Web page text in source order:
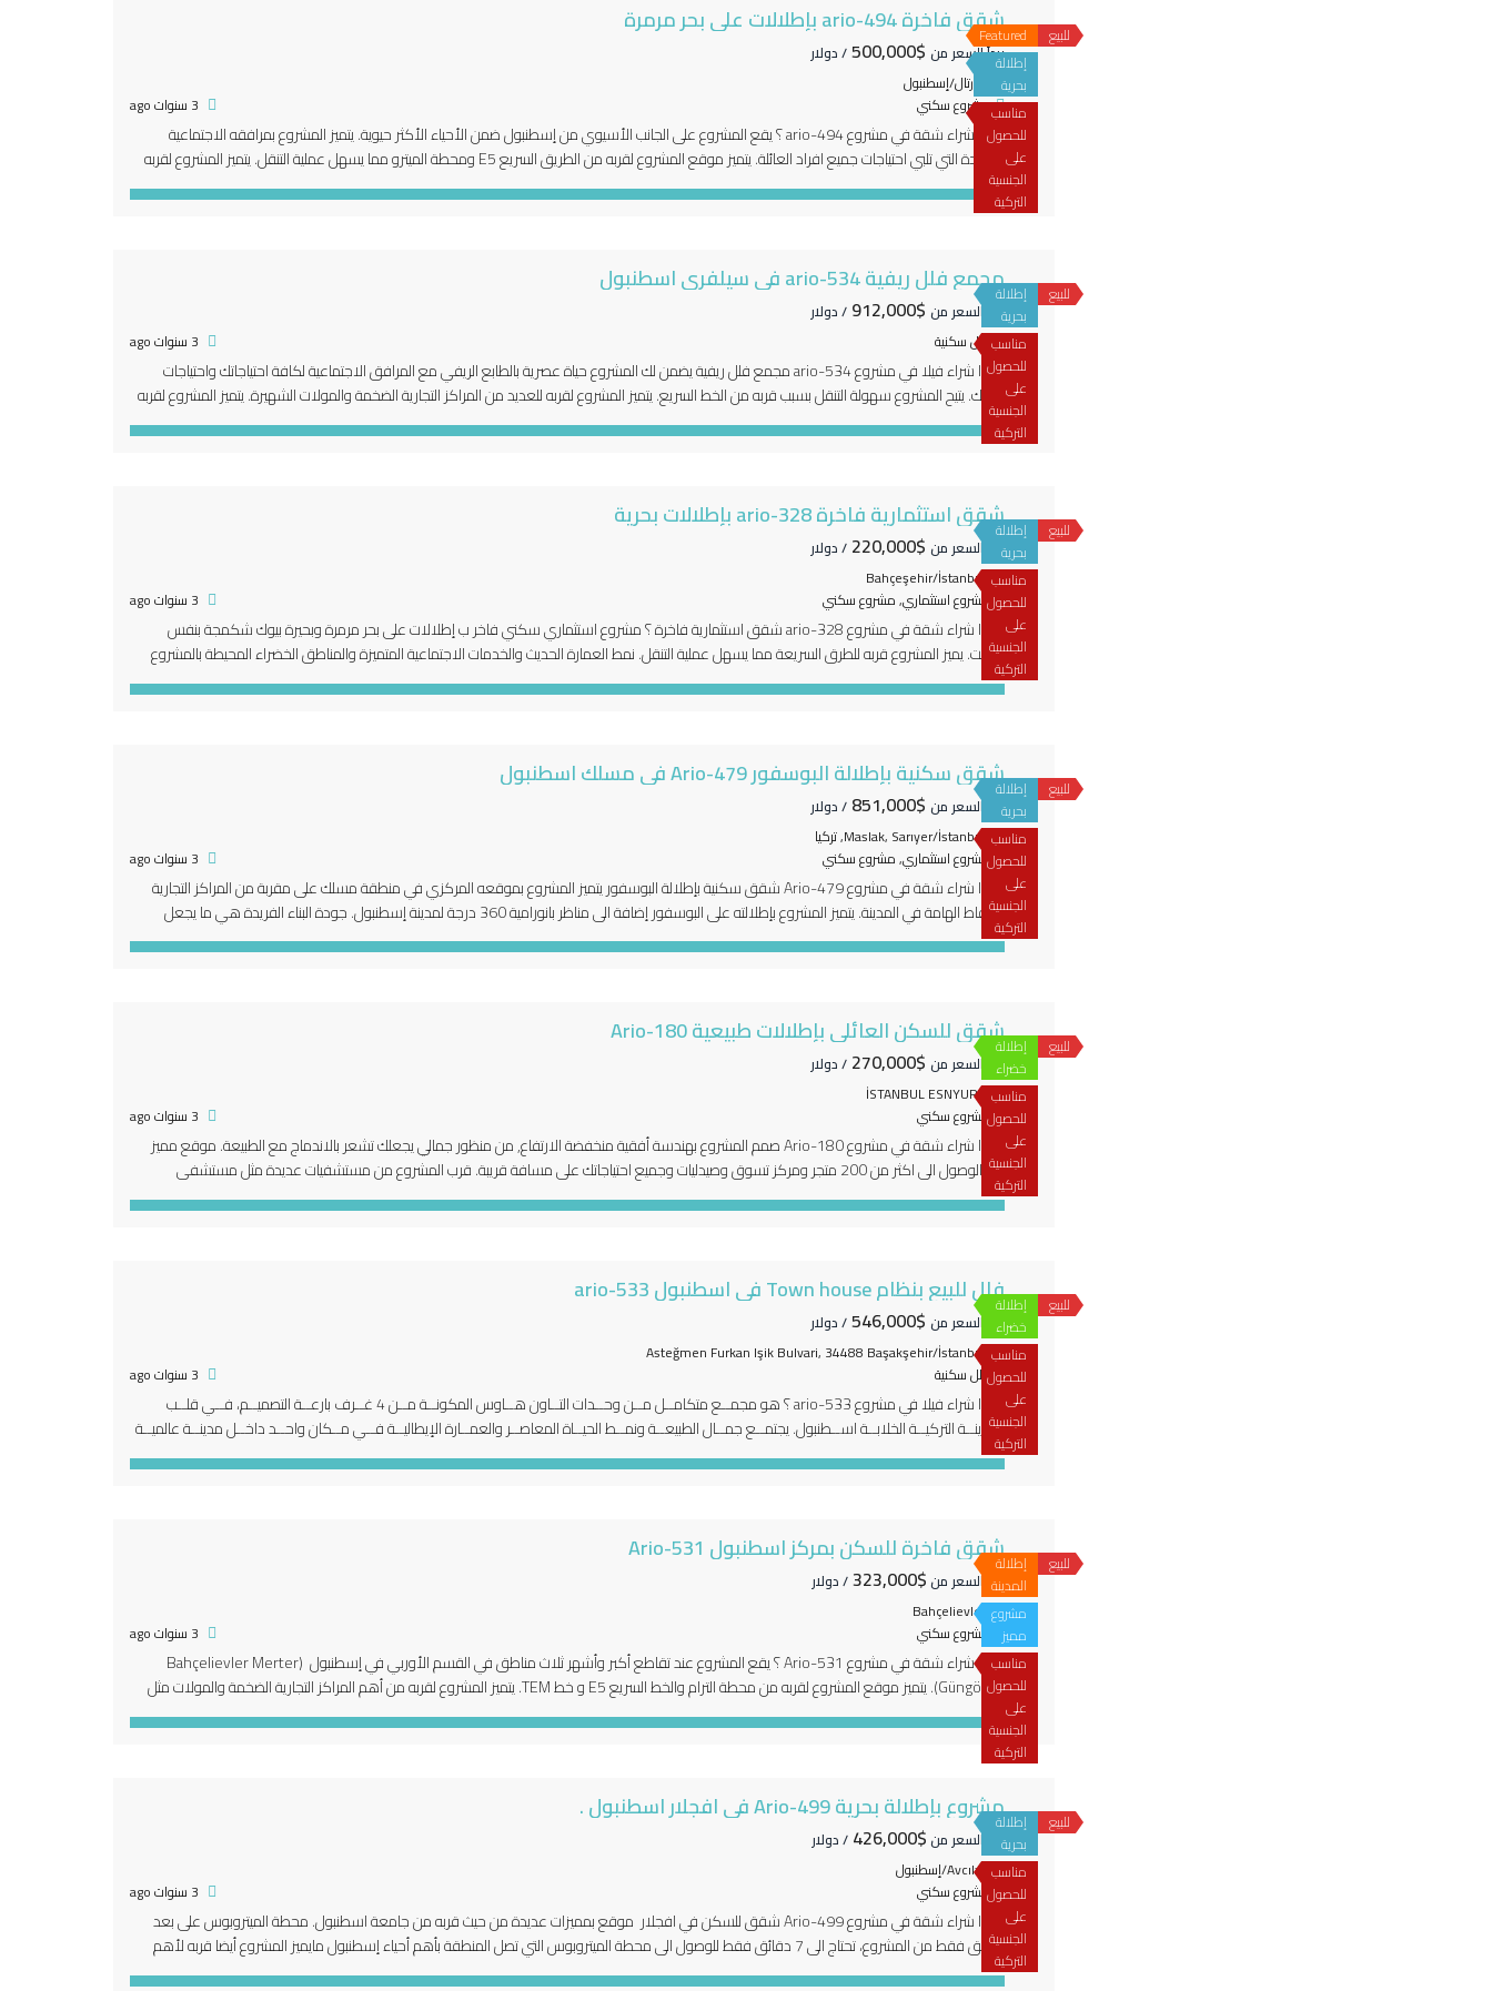
Featured
إطلالة
بحرية
مناسب
للحصول
على
الجنسية
التركية
للبيع شقق فاخرة 494-ario بإطلالات على بحر مرمرة
يبدأ السعر من $500,000
/ دولار
كارتال/إسطنبول
مشروع سكني
لماذا شراء شقة في مشروع 494-ario ؟ يقع المشروع على الجانب الأسيوي من إسطنبول ضمن الأحياء الأكثر حيوية. يتميز المشروع بمرافقه الاجتماعية
العديدة التي تلبي احتياجات جميع افراد العائلة. يتميز موقع المشروع لقربه من الطريق السريع E5 ومحطة الميترو مما يسهل عملية التنقل. يتميز المشروع لقربه
من المارينا وبحر مرمرة. كما يتميز المشروع لقربه للعديد […]
إطلالة
بحرية
مناسب
للحصول
على
الجنسية
التركية
للبيع مجمع فلل ريفية 534-ario في سيلفري اسطنبول
يبدأ السعر من $912,000
/ دولار
فلل سكنية
لماذا شراء فيلا في مشروع 534-ario مجمع فلل ريفية يضمن لك المشروع حياة عصرية بالطابع الريفي مع المرافق الاجتماعية لكافة احتياجاتك واحتياجات
عائلتك. يتيح المشروع سهولة التنقل بسبب قربه من الخط السريع. يتميز المشروع لقربه للعديد من المراكز التجارية الضخمة والمولات الشهيرة. يتميز المشروع لقربه
من الجامعات عديدة الاختصاصات. مايميز المشروع أيضا قربه للعديد من […]
إطلالة
بحرية
مناسب
للحصول
على
الجنسية
التركية
للبيع شقق استثمارية فاخرة 328-ario بإطلالات بحرية
يبدأ السعر من $220,000
/ دولار
Bahçeşehir/İstanbul
مشروع استثماري,مشروع سكني
لماذا شراء شقة في مشروع 328-ario شقق استثمارية فاخرة ؟ مشروع استثماري سكني فاخر ب إطلالات على بحر مرمرة وبحيرة بيوك شكمجة بنفس
الوقت. يميز المشروع قربه للطرق السريعة مما يسهل عملية التنقل. نمط العمارة الحديث والخدمات الاجتماعية المتميزة والمناطق الخضراء المحيطة بالمشروع
فإنها توفر راحة لك ولعائلتك ضمن نمط معيشة فاخر. ما يميز موقع […]
إطلالة
بحرية
مناسب
للحصول
على
الجنسية
التركية
للبيع شقق سكنية بإطلالة البوسفور Ario-479 في مسلك اسطنبول
يبدأ السعر من $851,000
/ دولار
Maslak, Sarıyer/İstanbul, تركيا
مشروع استثماري,مشروع سكني
لماذا شراء شقة في مشروع Ario-479 شقق سكنية بإطلالة البوسفور يتميز المشروع بموقعه المركزي في منطقة مسلك على مقربة من المراكز التجارية
والنقاط الهامة في المدينة. يتميز المشروع بإطلالته على البوسفور إضافة الى مناظر بانورامية 360 درجة لمدينة إسطنبول. جودة البناء الفريدة هي ما يجعل
المشروع متميزاً كونه اول مبنى مركب في تركيا. نظرا لارتفاع […]
إطلالة
خضراء
مناسب
للحصول
على
الجنسية
التركية
للبيع شقق للسكن العائلي بإطلالات طبيعية Ario-180
يبدأ السعر من $270,000
/ دولار
İSTANBUL ESNYURT
مشروع سكني
لماذا شراء شقة في مشروع Ario-180 صمم المشروع بهندسة أفقية منخفضة الارتفاع, من منظور جمالي يجعلك تشعر بالاندماج مع الطبيعة. موقع مميز
يتيح الوصول الى اكثر من 200 متجر ومركز تسوق وصيدليات وجميع احتياجاتك على مسافة قريبة. قرب المشروع من مستشفيات عديدة مثل مستشفى
اسنيورت ومستشفى ميديكانا. قرب المشروع من محطة الميتروبوس و الطريق السريع […]
إطلالة
خضراء
مناسب
للحصول
على
الجنسية
التركية
للبيع فلل للبيع بنظام Town house في اسطنبول ario-533
يبدأ السعر من $546,000
/ دولار
Asteğmen Furkan Işik Bulvari, 34488 Başakşehir/İstanbul
فلل سكنية
لماذا شراء فيلا في مشروع ario-533 ؟ هو مجمــع متكامــل مــن وحــدات التــاون هــاوس المكونــة مــن 4 غــرف بارعــة التصميــم، فــي قلــب
المدينــة التركيــة الخلابــة اســطنبول. يجتمــع جمــال الطبيعــة ونمــط الحيــاة المعاصــر والعمــارة الإيطاليــة فــي مــكان واحــد داخــل مدينــة عالميــة
هــي معشــوقة الزائريــن مــن جميــع أنحــاء العالــم. يقــدم المشروع أســلوب حيــاة يضاهــى أولئك الذيــن يبحثــون […]
إطلالة
المدينة
مشروع
مميز
مناسب
للحصول
على
الجنسية
التركية
للبيع شقق فاخرة للسكن بمركز اسطنبول Ario-531
يبدأ السعر من $323,000
/ دولار
Bahçelievler
مشروع سكني
لماذا شراء شقة في مشروع Ario-531 ؟ يقع المشروع عند تقاطع أكبر وأشهر ثلاث مناطق في القسم الأوربي في إسطنبول (Bahçelievler Merter
Güngören). يتميز موقع المشروع لقربه من محطة الترام والخط السريع E5 و خط TEM. يتميز المشروع لقربه من أهم المراكز التجارية الضخمة والمولات مثل
مول مرمرة فورم الشهير. يقع المشروع بالقرب من المراكز […]
إطلالة
بحرية
مناسب
للحصول
على
الجنسية
التركية
للبيع مشروع بإطلالة بحرية Ario-499 في افجلار اسطنبول .
يبدأ السعر من $426,000
/ دولار
Avcılar/إسطنبول
مشروع سكني
لماذا شراء شقة في مشروع Ario-499 شقق للسكن في افجلار موقع بمميزات عديدة من حيث قربه من جامعة اسطنبول. محطة الميتروبوس على بعد
دقائق فقط من المشروع، تحتاج الى 7 دقائق فقط للوصول الى محطة الميتروبوس التي تصل المنطقة بأهم أحياء إسطنبول مايميز المشروع أيضا قربه لأهم
المراكز التجارية والمولات الضخمة مثل مول بيلكان و […]